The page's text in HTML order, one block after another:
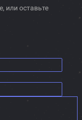
или оставьте